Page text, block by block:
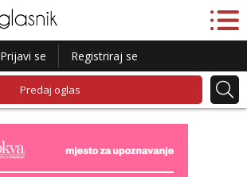
Prijavi se Registriraj se
Predaj oglas